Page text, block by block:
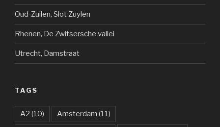
Oud-Zuilen, Slot Zuylen
Rhenen, De Zwitsersche vallei
Utrecht, Damstraat
TAGS
A2 (10) Amsterdam (11)